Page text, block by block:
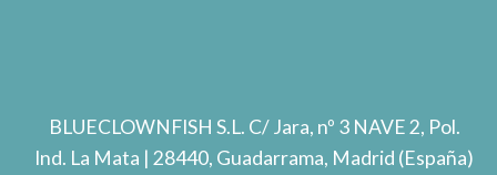
BLUECLOWNFISH S.L. C/ Jara, nº 3 NAVE 2, Pol.
Ind. La Mata | 28440, Guadarrama, Madrid (España)